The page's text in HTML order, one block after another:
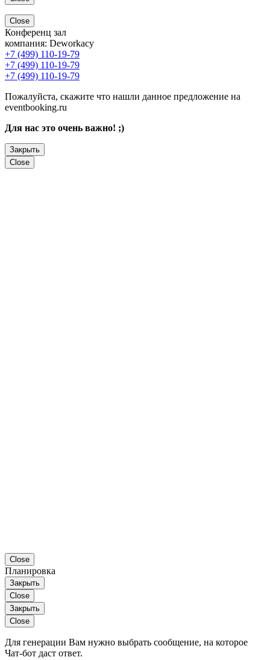
Close
Конференц зал
компания: Deworkacy
+7 (499) 110-19-79
+7 (499) 110-19-79
+7 (499) 110-19-79
Пожалуйста, скажите что нашли данное предложение на
eventbooking.ru
Для нас это очень важно! ;)
Закрыть
Close
Close
Планировка
Закрыть
Close
Закрыть
Close
Для генерации Вам нужно выбрать сообщение, на которое
Чат-бот даст ответ.